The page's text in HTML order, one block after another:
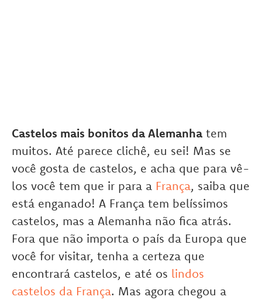
Castelos mais bonitos da Alemanha tem
muitos. Até parece clichê, eu sei! Mas se
você gosta de castelos, e acha que para vê-
los você tem que ir para a França, saiba que
está enganado! A França tem belíssimos
castelos, mas a Alemanha não fica atrás.
Fora que não importa o país da Europa que
você for visitar, tenha a certeza que
encontrará castelos, e até os lindos
castelos da França. Mas agora chegou a